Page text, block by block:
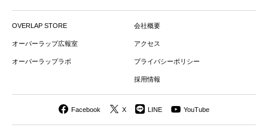
OVERLAP STORE
オーバーラップ広報室
オーバーラップラボ
会社概要
アクセス
プライバシーポリシー
採用情報
Facebook X LINE YouTube